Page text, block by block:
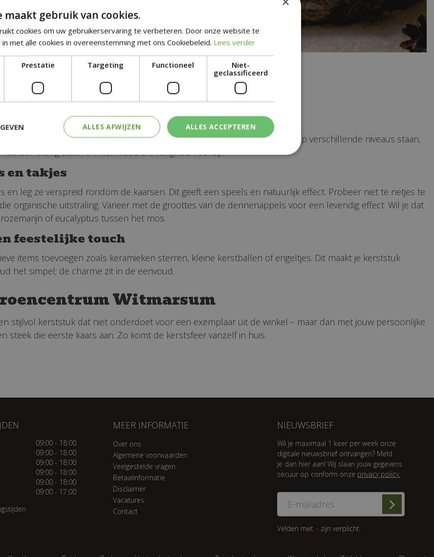
op het mos.
diktes te gebruiken
Hier komen straks
hoogtes van de schijven zorgen ervoor dat de kaarsen mooi op verschillende niveaus staan,
stevig staan en niet wiebelen, veiligheid voorop!
en takjes
en leg ze verspreid rondom de kaarsen. Dit geeft een speels en natuurlijk effect. Probeer niet te netjes te
organische uitstraling. Varieer met de groottes van de dennenappels voor een levendig effect. Wil je dat
of eucalyptus tussen het mos.
feestelijke touch
items toevoegen zoals keramieken sterren, kleine kerstballen of engeltjes. Dit maakt je kerststuk
het simpel; de charme zit in de eenvoud.
Witmarsum
stijlvol kerststuk dat niet onderdoet voor een exemplaar uit de winkel – maar dan met jouw persoonlijke
steek die eerste kaars aan. Zo komt de kerstsfeer vanzelf in huis.
09:00 - 18:00
09:00 - 18:00
09:00 - 18:00
09:00 - 18:00
09:00 - 18:00
09:00 - 17:00
MEER INFORMATIE
Over ons
Algemene voorwaarden
Veelgestelde vragen
Betaalinformatie
Disclaimer
Vacatures
Contact
NIEUWSBRIEF
Wil je maximaal 1 keer per week onze
digitale nieuwsbrief ontvangen? Meld
je dan hier aan! Wij slaan jouw gegevens
secuur op conform onze privacy policy.
Velden met * zijn verplicht.
maakt gebruik van cookies.
cookies om uw gebruikerservaring te verbeteren. Door onze website te
met alle cookies in overeenstemming met ons Cookiebeleid. Lees verder
Prestatie Targeting Functioneel
Niet-
geclassificeerd
ALLES ACCEPTEREN
ALLES AFWIJZEN